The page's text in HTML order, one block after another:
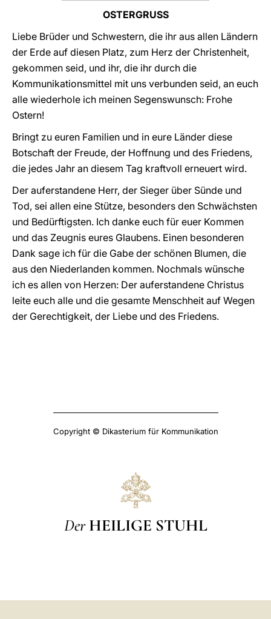
OSTERGRUSS
Liebe Brüder und Schwestern, die ihr aus allen Ländern
der Erde auf diesen Platz, zum Herz der Christenheit,
gekommen seid, und ihr, die ihr durch die
Kommunikationsmittel mit uns verbunden seid, an euch
alle wiederhole ich meinen Segenswunsch: Frohe
Ostern!
Bringt zu euren Familien und in eure Länder diese
Botschaft der Freude, der Hoffnung und des Friedens,
die jedes Jahr an diesem Tag kraftvoll erneuert wird.
Der auferstandene Herr, der Sieger über Sünde und
Tod, sei allen eine Stütze, besonders den Schwächsten
und Bedürftigsten. Ich danke euch für euer Kommen
und das Zeugnis eures Glaubens. Einen besonderen
Dank sage ich für die Gabe der schönen Blumen, die
aus den Niederlanden kommen. Nochmals wünsche
ich es allen von Herzen: Der auferstandene Christus
leite euch alle und die gesamte Menschheit auf Wegen
der Gerechtigkeit, der Liebe und des Friedens.
Copyright © Dikasterium für Kommunikation
Der HEILIGE STUHL